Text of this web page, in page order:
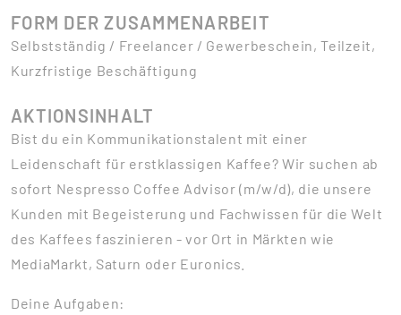
FORM DER ZUSAMMENARBEIT
Selbstständig / Freelancer / Gewerbeschein, Teilzeit,
Kurzfristige Beschäftigung
AKTIONSINHALT
Bist du ein Kommunikationstalent mit einer
Leidenschaft für erstklassigen Kaffee? Wir suchen ab
sofort Nespresso Coffee Advisor (m/w/d), die unsere
Kunden mit Begeisterung und Fachwissen für die Welt
des Kaffees faszinieren - vor Ort in Märkten wie
MediaMarkt, Saturn oder Euronics.
Deine Aufgaben: